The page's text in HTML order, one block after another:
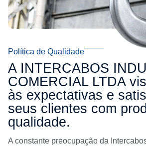
Política de Qualidade
A INTERCABOS
COMERCIAL LTDA
às expectativas e
seus clientes com
qualidade.
A constante preocupação da